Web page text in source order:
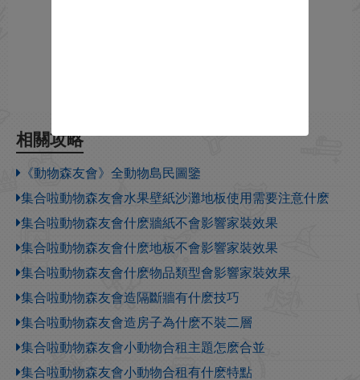
相關攻略
《動物森友會》全動物島民圖鑒
集合啦動物森友會水果壁紙沙灘地板使用需要注意什麽
集合啦動物森友會什麽牆紙不會影響家裝效果
集合啦動物森友會什麽地板不會影響家裝效果
集合啦動物森友會什麽物品類型會影響家裝效果
集合啦動物森友會造隔斷牆有什麽技巧
集合啦動物森友會造房子為什麽不裝二層
集合啦動物森友會小動物合租主題怎麽合並
集合啦動物森友會小動物合租有什麽特點